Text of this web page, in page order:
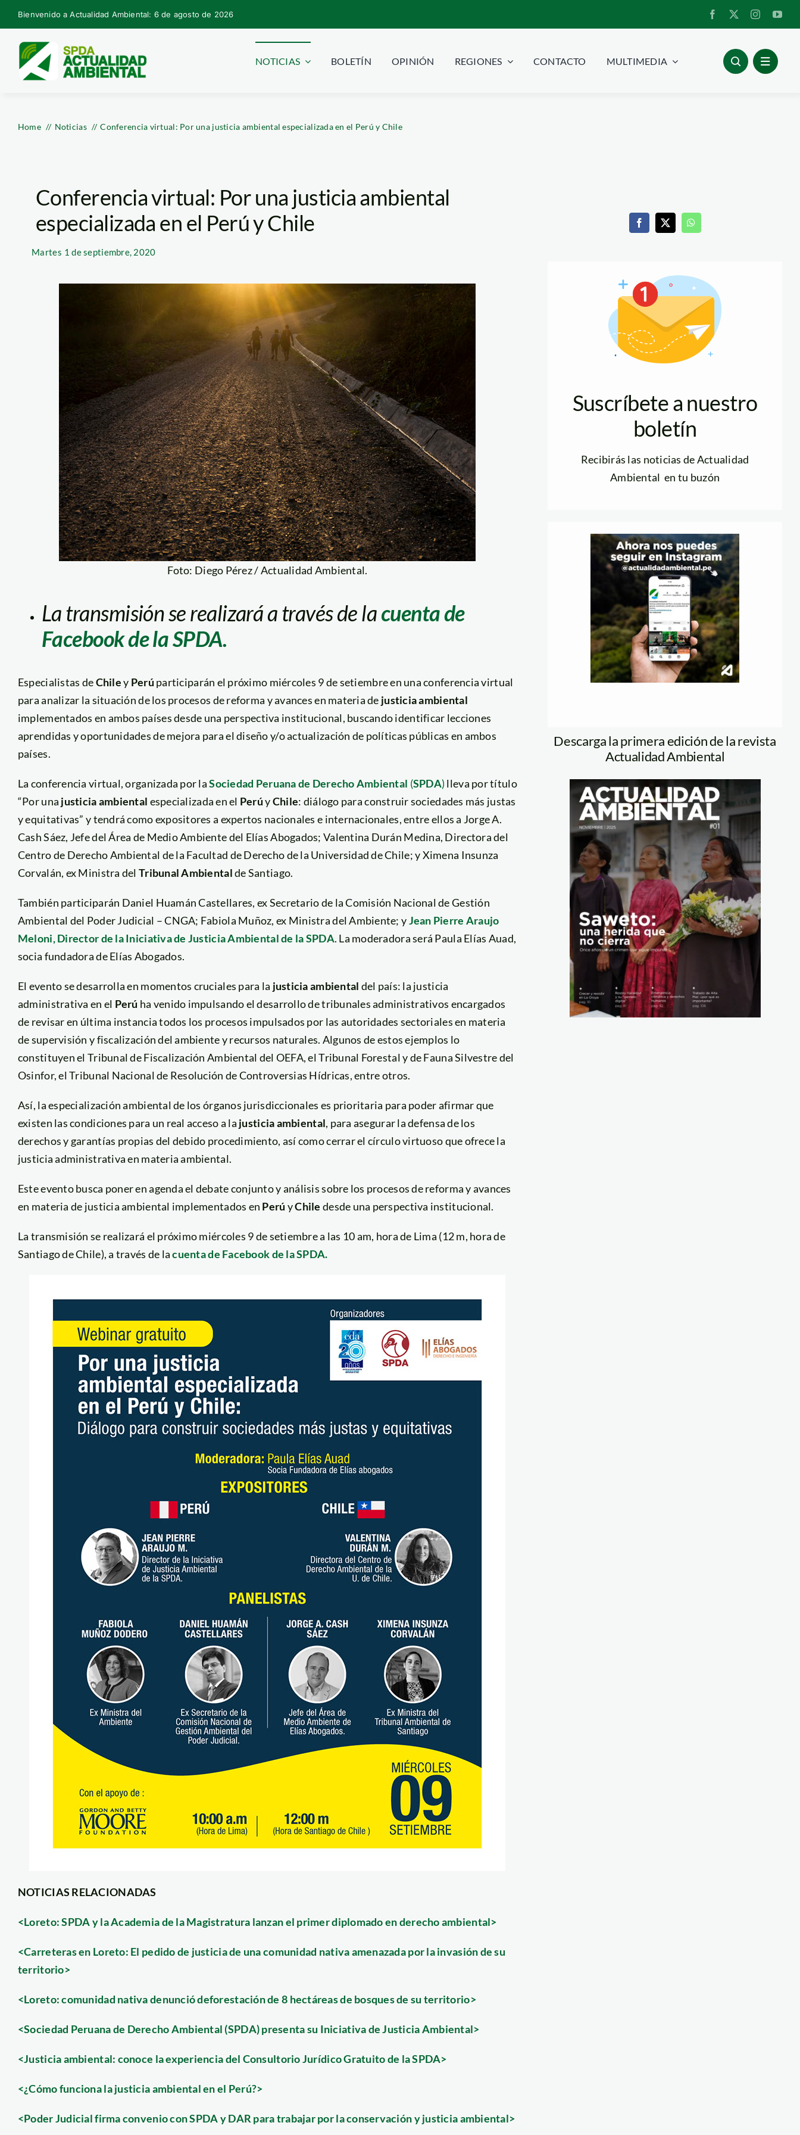
Skip
to
content
Bienvenido a Actualidad Ambiental: 6 de agosto de 2026
NOTICIAS BOLETÍN OPINIÓN REGIONES CONTACTO MULTIMEDIA
Home Noticias Conferencia virtual: Por una justicia ambiental especializada en el Perú y Chile
Conferencia virtual: Por una justicia ambiental
especializada en el Perú y Chile
Martes 1 de septiembre, 2020
Foto: Diego Pérez / Actualidad Ambiental.
La transmisión se realizará a través de lacuenta de
Facebook de la SPDA.
Especialistas deChiley Perú participarán el próximo miércoles 9 de setiembre en una conferencia virtual
para analizar la situación de los procesos de reforma y avances en materia de justicia ambiental
implementados en ambos países desde una perspectiva institucional, buscando identificar lecciones
aprendidas y oportunidades de mejora para el diseño y/o actualización de políticas públicas en ambos
países.
La conferencia virtual, organizada por laSociedad Peruana de Derecho Ambiental (SPDA) lleva por título
“Por una justicia ambiental especializada en el PerúyChile: diálogo para construir sociedades más justas
y equitativas” y tendrá como expositores a expertos nacionales e internacionales, entre ellos a Jorge A.
Cash Sáez, Jefe del Área de Medio Ambiente del Elías Abogados; Valentina Durán Medina, Directora del
Centro de Derecho Ambiental de la Facultad de Derecho de la Universidad de Chile; y Ximena Insunza
Corvalán, ex Ministra del Tribunal Ambientalde Santiago.
También participarán Daniel Huamán Castellares, ex Secretario de la Comisión Nacional de Gestión
Ambiental del Poder Judicial – CNGA; Fabiola Muñoz, ex Ministra del Ambiente; yJean Pierre Araujo
Meloni, Director de la Iniciativa de Justicia Ambiental de la SPDA. La moderadora será Paula Elías Auad,
socia fundadora de Elías Abogados.
El evento se desarrolla en momentos cruciales para la justicia ambiental del país: la justicia
administrativa en el Perú ha venido impulsando el desarrollo de tribunales administrativos encargados
de revisar en última instancia todos los procesos impulsados por las autoridades sectoriales en materia
de supervisión y fiscalización del ambiente y recursos naturales. Algunos de estos ejemplos lo
constituyen el Tribunal de Fiscalización Ambiental del OEFA, el Tribunal Forestal y de Fauna Silvestre del
Osinfor, el Tribunal Nacional de Resolución de Controversias Hídricas, entre otros.
Así, la especialización ambiental de los órganos jurisdiccionales es prioritaria para poder afirmar que
existen las condiciones para un real acceso a la justicia ambiental, para asegurar la defensa de los
derechos y garantías propias del debido procedimiento, así como cerrar el círculo virtuoso que ofrece la
justicia administrativa en materia ambiental.
Este evento busca poner en agenda el debate conjunto y análisis sobre los procesos de reforma y avances
en materia de justicia ambiental implementados en Perú yChile desde una perspectiva institucional.
La transmisión se realizará el próximo miércoles 9 de setiembre a las 10 am, hora de Lima (12 m, hora de
Santiago de Chile), a través de lacuenta de Facebook de la SPDA.
NOTICIAS RELACIONADAS
<Loreto: SPDA y la Academia de la Magistratura lanzan el primer diplomado en derecho ambiental>
<Carreteras en Loreto: El pedido de justicia de una comunidad nativa amenazada por la invasión de su
territorio>
<Loreto: comunidad nativa denunció deforestación de 8 hectáreas de bosques de su territorio>
<Sociedad Peruana de Derecho Ambiental (SPDA) presenta su Iniciativa de Justicia Ambiental>
<Justicia ambiental: conoce la experiencia del Consultorio Jurídico Gratuito de la SPDA>
<¿Cómo funciona la justicia ambiental en el Perú?>
<Poder Judicial firma convenio con SPDA y DAR para trabajar por la conservación y justicia ambiental>
Suscríbete a nuestro
boletín
Recibirás las noticias de Actualidad
Ambiental en tu buzón
Descarga la primera edición de la revista
Actualidad Ambiental